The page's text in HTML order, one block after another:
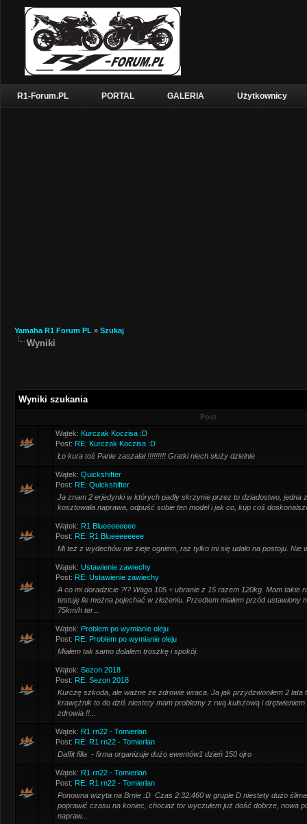
R1-Forum.PL PORTAL GALERIA Użytkownicy
Yamaha R1 Forum PL » Szukaj
Wyniki
Wyniki szukania
Post
Wątek: Kurczak Koczisa :D
Post: RE: Kurczak Koczisa :D
Ło kura toś Panie zaszalał !!!!!!!!! Gratki niech służy dzielnie
Wątek: Quickshifter
Post: RE: Quickshifter
Ja znam 2 erjedynki w których padły skrzynie przez to dziadostwo, jedna
kosztowała naprawa, odpuść sobie ten model i jak co, kup coś
Wątek: R1 Blueeeeeeee
Post: RE: R1 Blueeeeeeee
Mi też z wydechów nie zieje ogniem, raz tylko mi się udało na postoju. Nie
Wątek: Ustawienie zawiechy
Post: RE: Ustawienie zawiechy
A co mi doradzicie ?!? Waga 105 + ubranie z 15 razem 120kg. Mam takie
testuję ile można pojechać w złożeniu. Przedtem miałem przód ustawiony
75km/h ter...
Wątek: Problem po wymianie oleju
Post: RE: Problem po wymianie oleju
Miałem tak samo dolalem troszkę i spokój.
Wątek: Sezon 2018
Post: RE: Sezon 2018
Kurczę szkoda, ale ważne że zdrowie wraca. Ja jak przydzwoniłem 2 lata
krawężnik to do dziś niestety mam problemy z rwą kulszową i
zdrowia !!...
Wątek: R1 rn22 - Tomierłan
Post: RE: R1 rn22 - Tomierłan
Daffit filla - firma organizuje dużo ewentów1 dzień 150 ojro
Wątek: R1 rn22 - Tomierłan
Post: RE: R1 rn22 - Tomierłan
Ponowna wizyta na Brnie :D Czas 2:32:460 w grupie D niestety dużo
poprawić czasu na koniec, chociaż tor wyczułem już dość dobrze, nowa
napraw...